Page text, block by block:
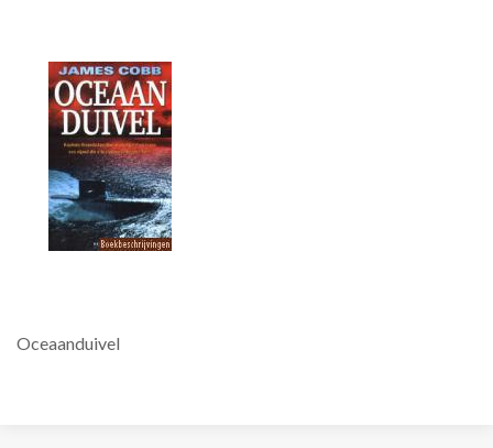
Oceaanduivel